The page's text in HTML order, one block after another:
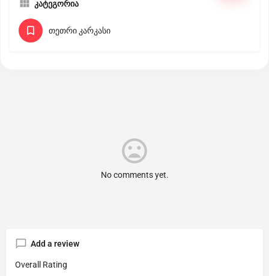
კატეგორია
თეთრი კარკასი
No comments yet.
Add a review
Overall Rating